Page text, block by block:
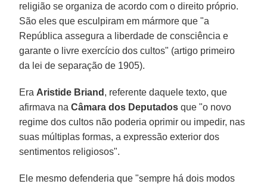
religião se organiza de acordo com o direito próprio.
São eles que esculpiram em mármore que "a
República assegura a liberdade de consciência e
garante o livre exercício dos cultos" (artigo primeiro
da lei de separação de 1905).
Era Aristide Briand , referente daquele texto, que
afirmava naCâmara dos Deputados que "o novo
regime dos cultos não poderia oprimir ou impedir, nas
suas múltiplas formas, a expressão exterior dos
sentimentos religiosos".
Ele mesmo defenderia que "sempre há dois modos